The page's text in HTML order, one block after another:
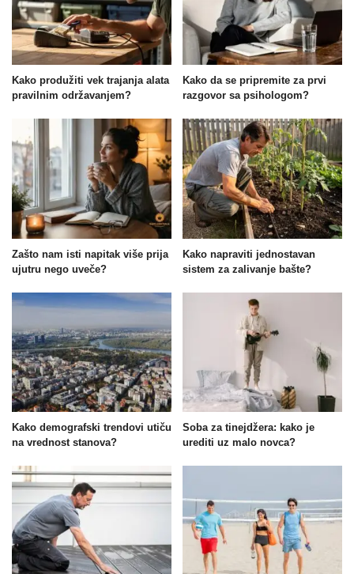
Kako produžiti vek trajanja alata
pravilnim održavanjem?
Kako da se pripremite za prvi
razgovor sa psihologom?
Zašto nam isti napitak više prija
ujutru nego uveče?
Kako napraviti jednostavan
sistem za zalivanje bašte?
Kako demografski trendovi utiču
na vrednost stanova?
Soba za tinejdžera: kako je
urediti uz malo novca?